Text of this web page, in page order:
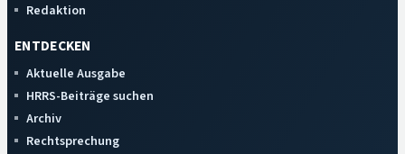
Redaktion
ENTDECKEN
Aktuelle Ausgabe
HRRS-Beiträge suchen
Archiv
Rechtsprechung